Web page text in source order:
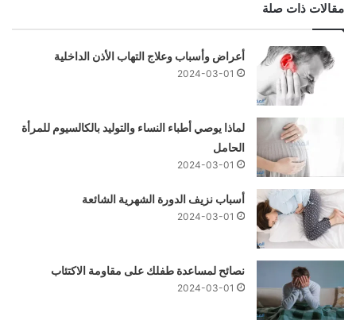
مقالات ذات صلة
أعراض وأسباب وعلاج التهاب الأذن الداخلية
2024-03-01
لماذا يوصي أطباء النساء والتوليد بالكالسيوم للمرأة
الحامل
2024-03-01
أسباب نزيف الدورة الشهرية الشائعة
2024-03-01
نصائح لمساعدة طفلك على مقاومة الاكتئاب
2024-03-01